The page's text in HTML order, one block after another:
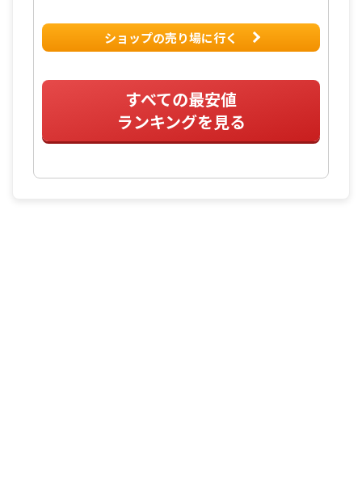
ショップの売り場に行く
すべての最安値
ランキングを見る